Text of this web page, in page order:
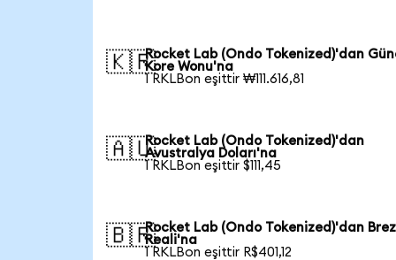
🇰🇷Rocket Lab (Ondo Tokenized)'dan
Kore Wonu'na
1 RKLBon eşittir ₩111.616,81
🇦🇺Rocket Lab (Ondo Tokenized)'dan
Avustralya Doları'na
1 RKLBon eşittir $111,45
🇧🇷Rocket Lab (Ondo Tokenized)'dan
Reali'na
1 RKLBon eşittir R$401,12